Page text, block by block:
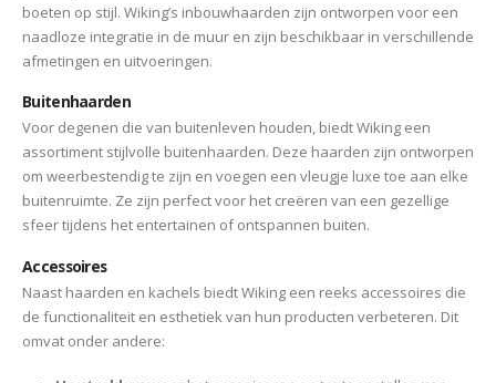
boeten op stijl. Wiking’s inbouwhaarden zijn ontworpen voor een
naadloze integratie in de muur en zijn beschikbaar in verschillende
afmetingen en uitvoeringen.
Buitenhaarden
Voor degenen die van buitenleven houden, biedt Wiking een
assortiment stijlvolle buitenhaarden. Deze haarden zijn ontworpen
om weerbestendig te zijn en voegen een vleugje luxe toe aan elke
buitenruimte. Ze zijn perfect voor het creëren van een gezellige
sfeer tijdens het entertainen of ontspannen buiten.
Accessoires
Naast haarden en kachels biedt Wiking een reeks accessoires die
de functionaliteit en esthetiek van hun producten verbeteren. Dit
omvat onder andere: